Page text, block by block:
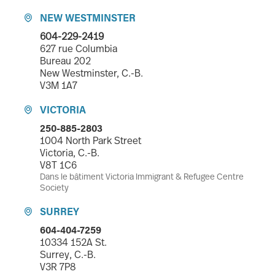

NEW WESTMINSTER
604-229-2419
627 rue Columbia
Bureau 202
New Westminster, C.-B.
V3M 1A7

VICTORIA
250-885-2803
1004 North Park Street
Victoria, C.-B.
V8T 1C6
Dans le bâtiment Victoria Immigrant & Refugee Centre
Society

SURREY
604-404-7259
10334 152A St.
Surrey, C.-B.
V3R 7P8